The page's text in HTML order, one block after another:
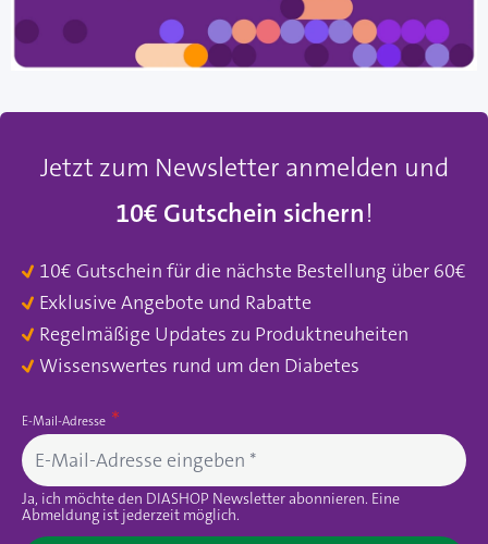
Jetzt zum Newsletter anmelden und
10€ Gutschein sichern!
10€ Gutschein für die nächste Bestellung über 60€
Exklusive Angebote und Rabatte
Regelmäßige Updates zu Produktneuheiten
Wissenswertes rund um den Diabetes
E-Mail-Adresse
Ja, ich möchte den DIASHOP Newsletter abonnieren. Eine
Abmeldung ist jederzeit möglich.